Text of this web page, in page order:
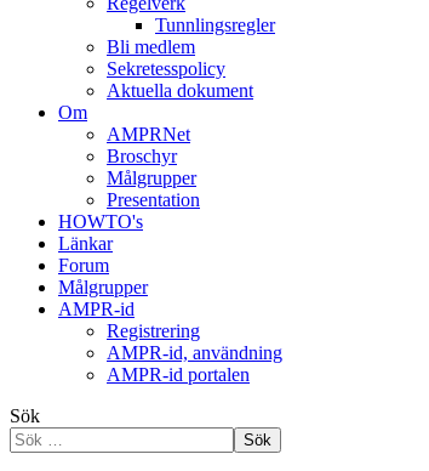
Tunnlingsregler
Bli medlem
Sekretesspolicy
Aktuella dokument
Om
AMPRNet
Broschyr
Målgrupper
Presentation
HOWTO's
Länkar
Forum
Målgrupper
AMPR-id
Registrering
AMPR-id, användning
AMPR-id portalen
Sök
Sök